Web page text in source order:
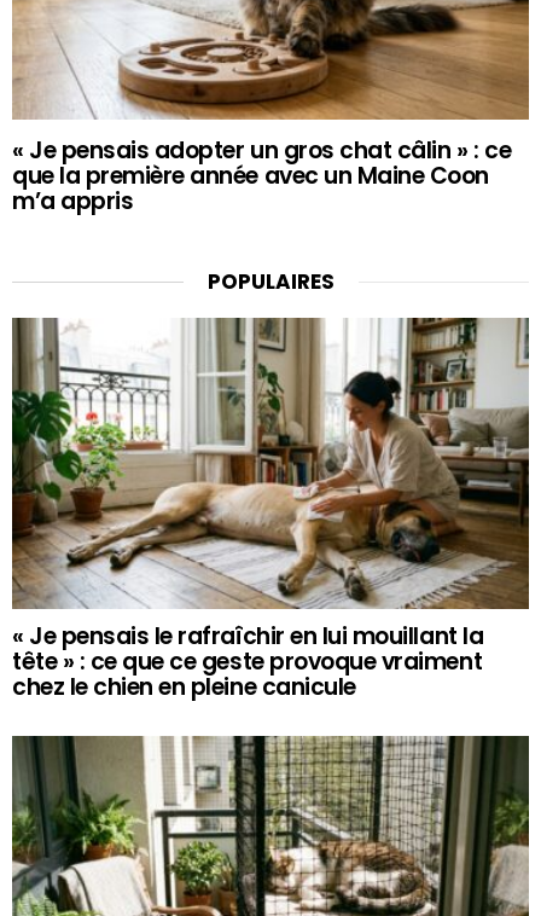
« Je pensais adopter un gros chat câlin » : ce
que la première année avec un Maine Coon
m’a appris
POPULAIRES
« Je pensais le rafraîchir en lui mouillant la
tête » : ce que ce geste provoque vraiment
chez le chien en pleine canicule